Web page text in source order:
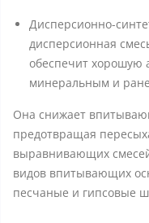
Дисперсионно-
дисперсионная
обеспечит хорошую
минеральным и
Она снижает
предотвращая
выравнивающих
видов впитывающих
песчаные и гипсовые